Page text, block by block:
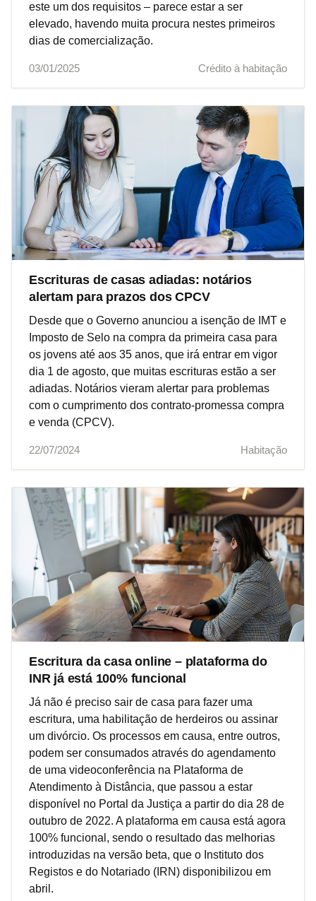
este um dos requisitos – parece estar a ser
elevado, havendo muita procura nestes primeiros
dias de comercialização.
03/01/2025 Crédito à habitação
Escrituras de casas adiadas: notários
alertam para prazos dos CPCV
Desde que o Governo anunciou a isenção de IMT e
Imposto de Selo na compra da primeira casa para
os jovens até aos 35 anos, que irá entrar em vigor
dia 1 de agosto, que muitas escrituras estão a ser
adiadas. Notários vieram alertar para problemas
com o cumprimento dos contrato-promessa compra
e venda (CPCV).
22/07/2024 Habitação
Escritura da casa online – plataforma do
INR já está 100% funcional
Já não é preciso sair de casa para fazer uma
escritura, uma habilitação de herdeiros ou assinar
um divórcio. Os processos em causa, entre outros,
podem ser consumados através do agendamento
de uma videoconferência na Plataforma de
Atendimento à Distância, que passou a estar
disponível no Portal da Justiça a partir do dia 28 de
outubro de 2022. A plataforma em causa está agora
100% funcional, sendo o resultado das melhorias
introduzidas na versão beta, que o Instituto dos
Registos e do Notariado (IRN) disponibilizou em
abril.